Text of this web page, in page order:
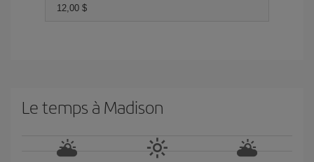
12,00 $
Le temps à Madison